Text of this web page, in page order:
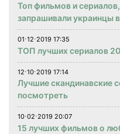
Топ фильмов и
запрашивали украинцы
01⋅12⋅2019 17:35
ТОП лучших сериалов
12⋅10⋅2019 17:14
Лучшие скандинавские
посмотреть
10⋅02⋅2019 20:07
15 лучших фильмов о